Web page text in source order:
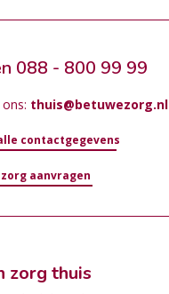
088 - 800 99 99
thuis@betuwezorg.nl
contactgegevens
aanvragen
zorg thuis